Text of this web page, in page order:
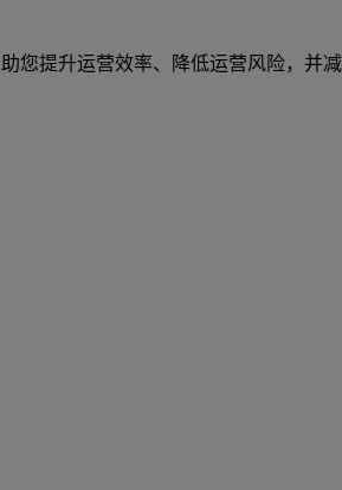
您提升运营效率、降低运营风险，并